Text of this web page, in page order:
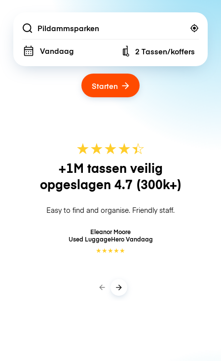
Location
Vandaag Number of bags
2 Tassen/koffers
Starten
★★★★☆
★
+1M tassen veilig
opgeslagen 4.7 (300k+)
Easy to find and organise. Friendly staff.
Eleanor Moore
Used LuggageHeroVandaag
★★★★★